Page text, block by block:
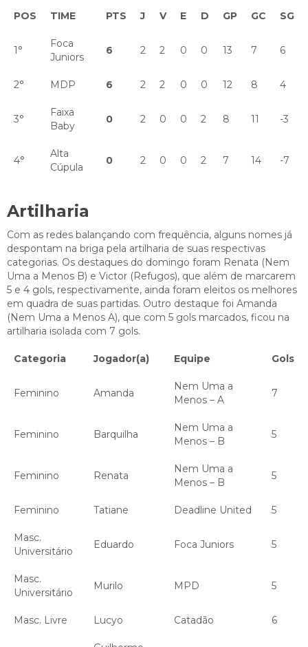
POS TIME PTS J V E D GP GC SG
1°
Foca
Juniors
6 2 2 0 0 13 7 6
2° MDP 6 2 2 0 0 12 8 4
3°
Faixa
Baby
0 2 0 0 2 8 11 -3
4°
Alta
Cúpula
0 2 0 0 2 7 14 -7
Artilharia
Com as redes balançando com frequência, alguns nomes já
despontam na briga pela artilharia de suas respectivas
categorias. Os destaques do domingo foram Renata (Nem
Uma a Menos B) e Victor (Refugos), que além de marcarem
5 e 4 gols, respectivamente, ainda foram eleitos os melhores
em quadra de suas partidas. Outro destaque foi Amanda
(Nem Uma a Menos A), que com 5 gols marcados, ficou na
artilharia isolada com 7 gols.
Categoria Jogador(a) Equipe Gols
Feminino Amanda
Nem Uma a
Menos – A
7
Feminino Barquilha
Nem Uma a
Menos – B
5
Feminino Renata
Nem Uma a
Menos – B
5
Feminino Tatiane Deadline United 5
Masc.
Universitário
Eduardo Foca Juniors 5
Masc.
Universitário
Murilo MPD 5
Masc. Livre Lucyo Catadão 6